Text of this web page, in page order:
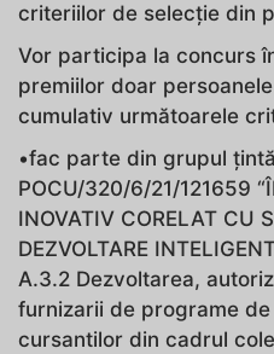
criteriilor de selecție din
Vor participa la concurs
premiilor doar
cumulativ următoarele
•fac parte din grupul
POCU/320/6/21/121659
INOVATIV CORELAT CU
DEZVOLTARE
A.3.2 Dezvoltarea,
furnizarii de programe
cursantilor din cadrul